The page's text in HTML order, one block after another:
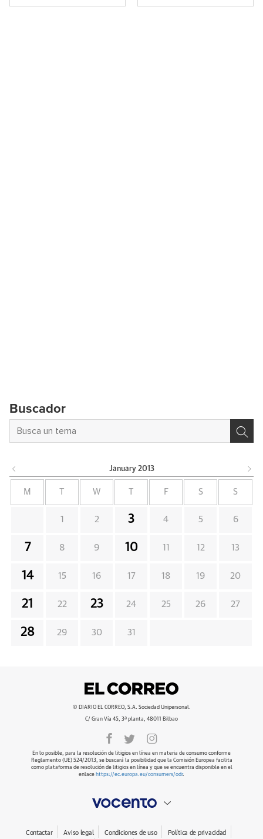
Buscador
January 2013
M W F S S
1 2 3 4 5 6
7 8 9 10 11 12 13
14 15 16 17 18 19 20
21 22 23 24 25 26 27
28 29 30 31
© DIARIO EL CORREO, S.A. Sociedad Unipersonal.
C/ Gran Vía 45, 3ª planta, 48011 Bilbao
En lo posible, para la resolución de litigios en línea en materia de consumo conforme
Reglamento (UE) 524/2013, se buscará la posibilidad que la Comisión Europea facilita
como plataforma de resolución de litigios en línea y que se encuentra disponible en el
enlace https://ec.europa.eu/consumers/odr.
Contactar Aviso legal Condiciones de uso Política de privacidad